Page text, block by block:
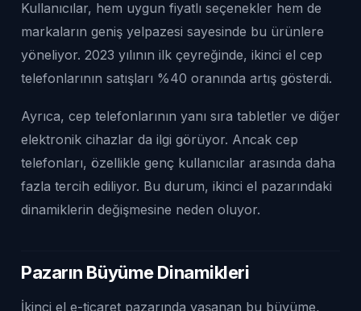
Kullanıcılar, hem uygun fiyatlı seçenekler hem de
markaların geniş yelpazesi sayesinde bu ürünlere
yöneliyor. 2023 yılının ilk çeyreğinde, ikinci el cep
telefonlarının satışları %40 oranında artış gösterdi.
Ayrıca, cep telefonlarının yanı sıra tabletler ve diğer
elektronik cihazlar da ilgi görüyor. Ancak cep
telefonları, özellikle genç kullanıcılar arasında daha
fazla tercih ediliyor. Bu durum, ikinci el pazarındaki
dinamiklerin değişmesine neden oluyor.
Pazarın Büyüme Dinamikleri
İkinci el e-ticaret pazarında yaşanan bu büyüme,